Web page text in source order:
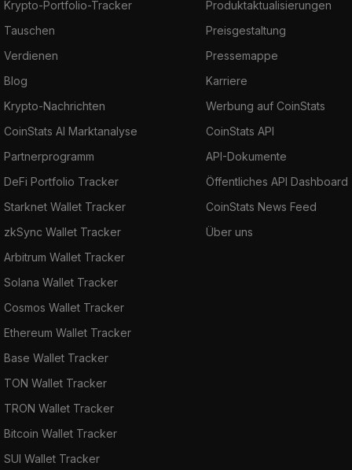
Krypto-Portfolio-Tracker
Tauschen
Verdienen
Blog
Krypto-Nachrichten
CoinStats AI Marktanalyse
Partnerprogramm
DeFi Portfolio Tracker
Starknet Wallet Tracker
zkSync Wallet Tracker
Arbitrum Wallet Tracker
Solana Wallet Tracker
Cosmos Wallet Tracker
Ethereum Wallet Tracker
Base Wallet Tracker
TON Wallet Tracker
TRON Wallet Tracker
Bitcoin Wallet Tracker
SUI Wallet Tracker
Produktaktualisierungen
Preisgestaltung
Pressemappe
Karriere
Werbung auf CoinStats
CoinStats API
API-Dokumente
Öffentliches API Dashboard
CoinStats News Feed
Über uns